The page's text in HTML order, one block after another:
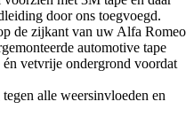
door ons toegvoegd.
de zijkant van uw Alfa Romeo
automotive tape
vetvrije ondergrond voordat
alle weersinvloeden en